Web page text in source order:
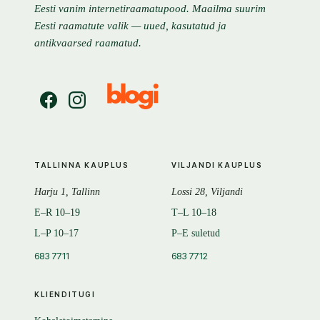
Eesti vanim internetiraamatupood. Maailma suurim
Eesti raamatute valik — uued, kasutatud ja
antikvaarsed raamatud.
KLIENDITUGI
TALLINNA KAUPLUS
Harju 1, Tallinn
E–R 10–19
L–P 10–17
683 7711
VILJANDI KAUPLUS
Lossi 28, Viljandi
T–L 10–18
P–E suletud
683 7712